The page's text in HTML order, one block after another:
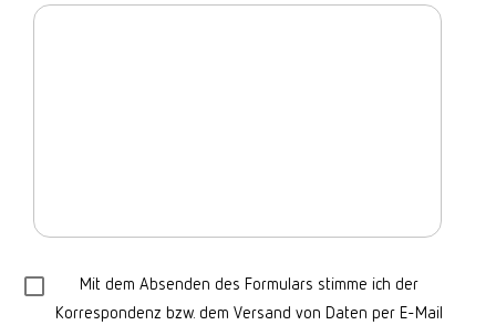
Mit dem Absenden des Formulars stimme ich der
Korrespondenz bzw. dem Versand von Daten per E-Mail